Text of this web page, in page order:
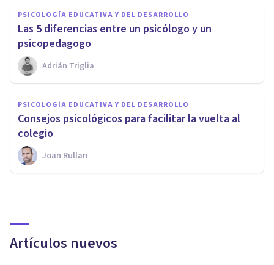
PSICOLOGÍA EDUCATIVA Y DEL DESARROLLO
Las 5 diferencias entre un psicólogo y un
psicopedagogo
Adrián Triglia
PSICOLOGÍA EDUCATIVA Y DEL DESARROLLO
Consejos psicológicos para facilitar la vuelta al
colegio
Joan Rullan
Artículos nuevos